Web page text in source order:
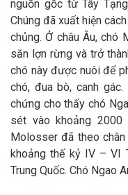
Chính sách mua
Chính sách bảo
LIÊN HỆ
nguồn gốc từ Tây
Chúng đã xuất hiện
chủng. Ở châu Âu,
săn lợn rừng và trở
chó này được nuôi để
chó, đua bò, canh
chứng cho thấy chó
sét vào khoảng 2000
Molosser đã theo chân
khoảng thế kỷ IV – VI
Trung Quốc. Chó Ngao